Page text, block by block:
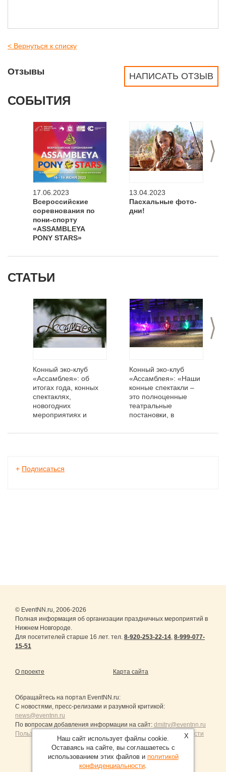
< Вернуться к списку
НАПИСАТЬ ОТЗЫВ
Отзывы
СОБЫТИЯ
>
17.06.2023
Всероссийские
соревнования по
пони-спорту
«ASSAMBLEYA
PONY STARS»
13.04.2023
Пасхальные фото-
дни!
СТАТЬИ
>
Конный эко-клуб
«Ассамблея»: об
итогах года, конных
спектаклях,
новогодних
мероприятиях и
Конный эко-клуб
«Ассамблея»: «Наши
конные спектакли –
это полноценные
театральные
постановки, в
актёры — лошади!»
+ Подписаться
© EventNN.ru, 2006-2026
Полная информация об организации праздничных мероприятий в
Нижнем Новгороде.
Для посетителей старше 16 лет. тел. 8-920-253-22-14, 8-999-077-
15-51
О проекте Карта сайта
Обращайтесь на портал EventNN.ru:
С новостями, пресс-релизами и разумной критикой:
news@eventnn.ru
По вопросам добавления информации на сайт: dmitry@eventnn.ru
Пользовательское Соглашение и политика конфиденциальности
X
Наш сайт использует файлы cookie.
Оставаясь на сайте, вы соглашаетесь с
использованием этих файлов и политикой
конфиденциальности.